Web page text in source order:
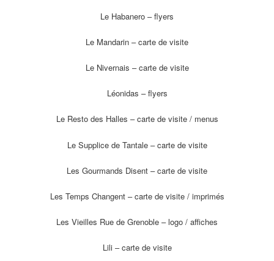
Le Habanero – flyers
Le Mandarin – carte de visite
Le Nivernais – carte de visite
Léonidas – flyers
Le Resto des Halles – carte de visite / menus
Le Supplice de Tantale – carte de visite
Les Gourmands Disent – carte de visite
Les Temps Changent – carte de visite / imprimés
Les Vieilles Rue de Grenoble – logo / affiches
Lili – carte de visite